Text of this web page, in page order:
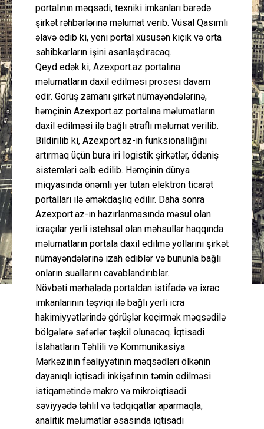
portalının məqsədi, texniki imkanları barədə
şirkət rəhbərlərinə məlumat verib. Vüsal Qasımlı
əlavə edib ki, yeni portal xüsusən kiçik və orta
sahibkarların işini asanlaşdıracaq.
Qeyd edək ki, Azexport.az portalına
məlumatların daxil edilməsi prosesi davam
edir. Görüş zamanı şirkət nümayəndələrinə,
həmçinin Azexport.az portalına məlumatların
daxil edilməsi ilə bağlı ətraflı məlumat verilib.
Bildirilib ki, Azexport.az-ın funksionallığını
artırmaq üçün bura iri logistik şirkətlər, ödəniş
sistemləri cəlb edilib. Həmçinin dünya
miqyasında önəmli yer tutan elektron ticarət
portalları ilə əməkdaşlıq edilir. Daha sonra
Azexport.az-ın hazırlanmasında məsul olan
icraçılar yerli istehsal olan məhsullar haqqında
məlumatların portala daxil edilmə yollarını şirkət
nümayəndələrinə izah ediblər və bununla bağlı
onların suallarını cavablandırıblar.
Növbəti mərhələdə portaldan istifadə və ixrac
imkanlarının təşviqi ilə bağlı yerli icra
hakimiyyətlərində görüşlər keçirmək məqsədilə
bölgələrə səfərlər təşkil olunacaq. İqtisadi
İslahatların Təhlili və Kommunikasiya
Mərkəzinin fəaliyyətinin məqsədləri ölkənin
dayanıqlı iqtisadi inkişafının təmin edilməsi
istiqamətində makro və mikroiqtisadi
səviyyədə təhlil və tədqiqatlar aparmaqla,
analitik məlumatlar əsasında iqtisadi